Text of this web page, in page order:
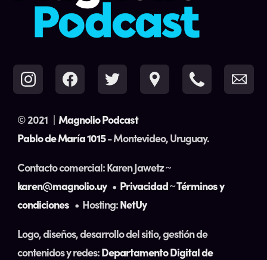
© 2021 | Magnolio Podcast
Pablo de María 1015- Montevideo, Uruguay.
Contacto comercial: Karen Jawetz ~
karen@magnolio.uy• Privacidad~Términos y
condiciones • Hosting:NetUy
Logo, diseños, desarrollo del sitio, gestión de
contenidos y redes:Departamento Digital de